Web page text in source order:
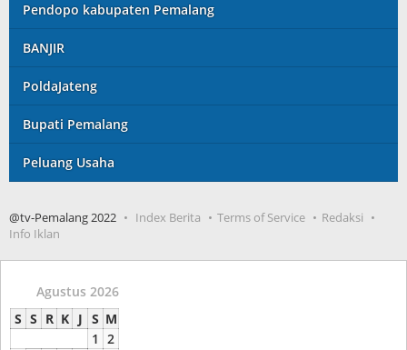
Pendopo kabupaten Pemalang
BANJIR
PoldaJateng
Bupati Pemalang
Peluang Usaha
@tv-Pemalang 2022 Index Berita Terms of Service
Redaksi
Info Iklan
Agustus 2026
S S R K J S M
1 2